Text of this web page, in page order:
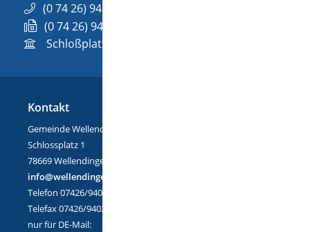
(07426) 94
(07426) 94
Schloßplatz 1, 78669 Wellendingen
Kontakt
Gemeinde Wellendingen
Schlossplatz 1
78669 Wellendingen
info@wellendingen.de
Telefon 07426/9402-0
Telefax 07426/9402-25
nur für DE-Mail: